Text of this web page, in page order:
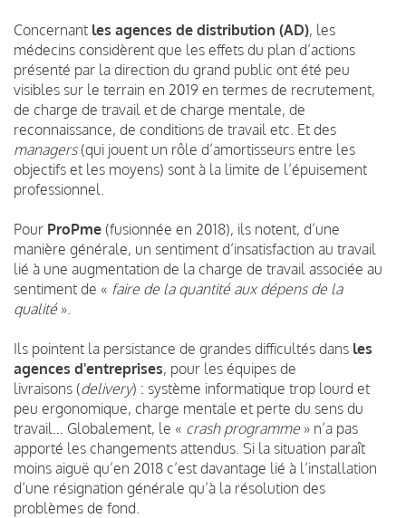
Concernant les agences de distribution (AD), les
médecins considèrent que les effets du plan d’actions
présenté par la direction du grand public ont été peu
visibles sur le terrain en 2019 en termes de recrutement,
de charge de travail et de charge mentale, de
reconnaissance, de conditions de travail etc. Et des
managers(qui jouent un rôle d’amortisseurs entre les
objectifs et les moyens) sont à la limite de l’épuisement
professionnel.
Pour ProPme (fusionnée en 2018), ils notent, d’une
manière générale, un sentiment d’insatisfaction au travail
lié à une augmentation de la charge de travail associée au
sentiment de « faire de la quantité aux dépens de la
qualité».
Ils pointent la persistance de grandes difficultés dans les
agences d'entreprises, pour les équipes de
livraisons (delivery) : système informatique trop lourd et
peu ergonomique, charge mentale et perte du sens du
travail… Globalement, le « crash programme » n’a pas
apporté les changements attendus. Si la situation paraît
moins aiguë qu’en 2018 c’est davantage lié à l’installation
d’une résignation générale qu’à la résolution des
problèmes de fond.